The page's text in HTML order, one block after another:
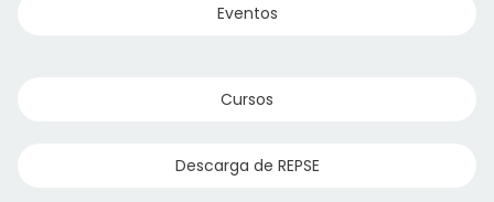
Eventos
Cursos
Descarga de REPSE